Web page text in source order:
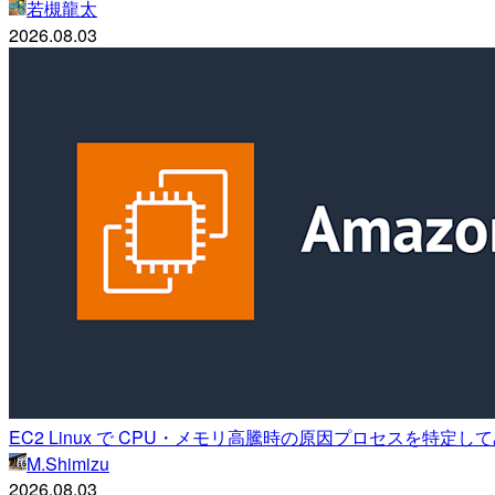
若槻龍太
2026.08.03
EC2 Linux で CPU・メモリ高騰時の原因プロセスを特定し
M.Shimizu
2026.08.03